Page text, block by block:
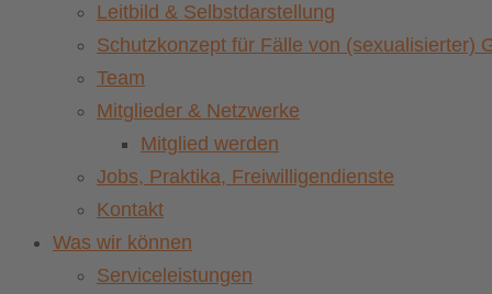
Leitbild & Selbstdarstellung
Schutzkonzept für Fälle von (sexualisierter)
Team
Mitglieder & Netzwerke
Mitglied werden
Jobs, Praktika, Freiwilligendienste
Kontakt
Was wir können
Serviceleistungen